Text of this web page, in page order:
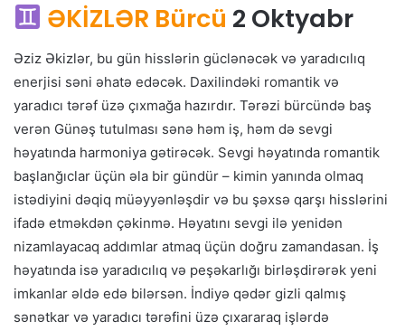
ƏKİZLƏR Bürcü 2 Oktyabr
Əziz Əkizlər, bu gün hisslərin güclənəcək və yaradıcılıq
enerjisi səni əhatə edəcək. Daxilindəki romantik və
yaradıcı tərəf üzə çıxmağa hazırdır. Tərəzi bürcündə baş
verən Günəş tutulması sənə həm iş, həm də sevgi
həyatında harmoniya gətirəcək. Sevgi həyatında romantik
başlanğıclar üçün əla bir gündür – kimin yanında olmaq
istədiyini dəqiq müəyyənləşdir və bu şəxsə qarşı hisslərini
ifadə etməkdən çəkinmə. Həyatını sevgi ilə yenidən
nizamlayacaq addımlar atmaq üçün doğru zamandasan. İş
həyatında isə yaradıcılıq və peşəkarlığı birləşdirərək yeni
imkanlar əldə edə bilərsən. İndiyə qədər gizli qalmış
sənətkar və yaradıcı tərəfini üzə çıxararaq işlərdə